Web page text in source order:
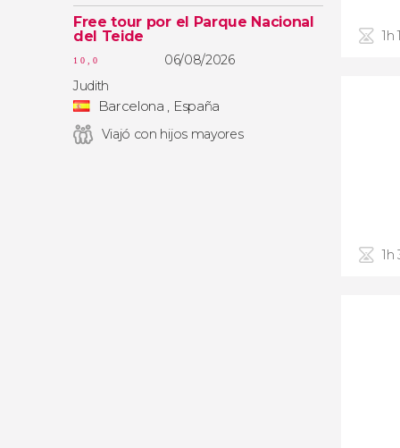
Free tour por el Parque Nacional
del Teide
10,0
06/08/2026
Judith
Barcelona , España
Viajó con hijos mayores
1h
1h